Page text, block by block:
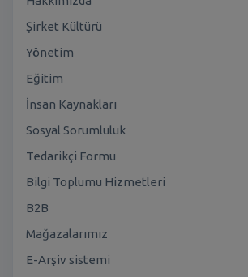
Şirket Kültürü
Yönetim
Eğitim
İnsan Kaynakları
Sosyal Sorumluluk
Tedarikçi Formu
Bilgi Toplumu Hizmetleri
B2B
Mağazalarımız
E-Arşiv sistemi